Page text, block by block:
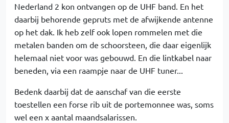
Nederland 2 kon ontvangen op de UHF band. En het
daarbij behorende gepruts met de afwijkende antenne
op het dak. Ik heb zelf ook lopen rommelen met die
metalen banden om de schoorsteen, die daar eigenlijk
helemaal niet voor was gebouwd. En die lintkabel naar
beneden, via een raampje naar de UHF tuner...
Bedenk daarbij dat de aanschaf van die eerste
toestellen een forse rib uit de portemonnee was, soms
wel een x aantal maandsalarissen.